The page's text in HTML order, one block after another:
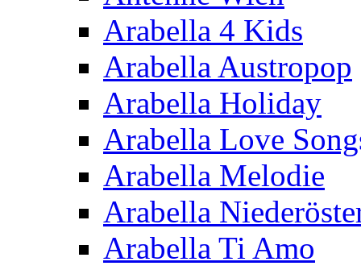
Arabella 4 Kids
Arabella Austropop
Arabella Holiday
Arabella Love
Arabella Melodie
Arabella
Arabella Ti Amo